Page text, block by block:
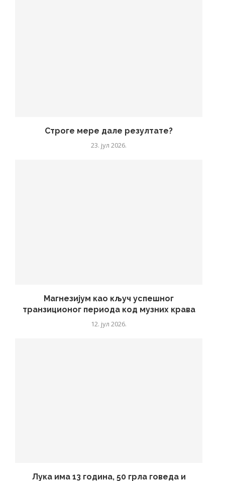
Строге мере дале резултате?
23. јул 2026.
Магнезијум као кључ успешног
транзиционог периода код музних крава
12. јул 2026.
Лука има 13 година, 50 грла говеда и